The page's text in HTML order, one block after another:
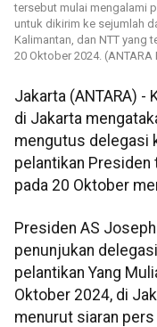
tersebut mulai mengalami
untuk dikirim ke sejumlah
Kalimantan, dan NTT yang
20 Oktober 2024.
Jakarta (ANTARA) -
di Jakarta
mengutus delegasi
pelantikan Presiden
pada 20 Oktober
Presiden AS
penunjukan
pelantikan Yang
Oktober 2024, di
menurut siaran